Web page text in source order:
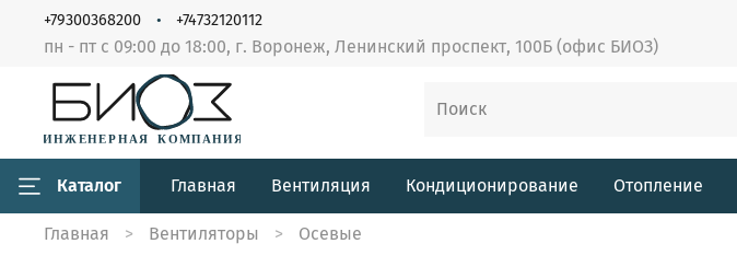
пн - пт с 09:00 до 18:00, г. Воронеж, Ленинский проспект, 100Б (офис БИОЗ)
+79300368200 +74732120112
Каталог Главная Вентиляция Кондиционирование Отопление
Главная Вентиляторы Осевые